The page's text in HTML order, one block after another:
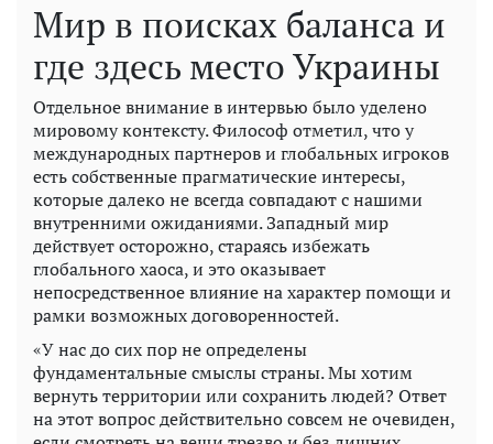
Мир в поисках баланса и
где здесь место Украины
Отдельное внимание в интервью было уделено
мировому контексту. Философ отметил, что у
международных партнеров и глобальных игроков
есть собственные прагматические интересы,
которые далеко не всегда совпадают с нашими
внутренними ожиданиями. Западный мир
действует осторожно, стараясь избежать
глобального хаоса, и это оказывает
непосредственное влияние на характер помощи и
рамки возможных договоренностей.
«У нас до сих пор не определены
фундаментальные смыслы страны. Мы хотим
вернуть территории или сохранить людей? Ответ
на этот вопрос действительно совсем не очевиден,